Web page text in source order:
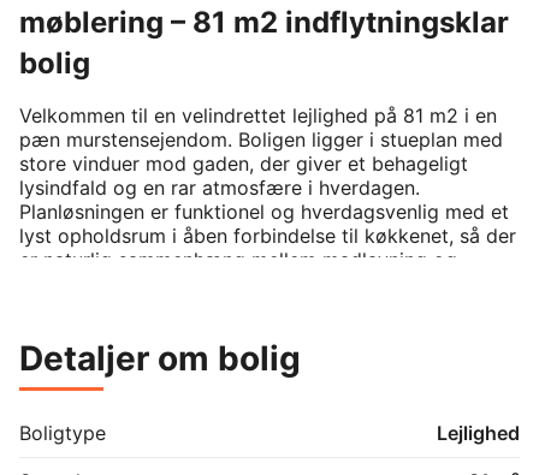
møblering – 81 m2 indflytningsklar
bolig
Velkommen til en velindrettet lejlighed på 81 m2 i en
pæn murstensejendom. Boligen ligger i stueplan med
store vinduer mod gaden, der giver et behageligt
lysindfald og en rar atmosfære i hverdagen.
Planløsningen er funktionel og hverdagsvenlig med et
lyst opholdsrum i åben forbindelse til køkkenet, så der
er naturlig sammenhæng mellem madlavning og
hverdagsmenuen eller gæstemiddagen er på
programmet. Stuen rummer fint både spisebord og
loftsplader giver rummet et roligt udtryk.
Detaljer om bolig
Boligtype
Lejlighed